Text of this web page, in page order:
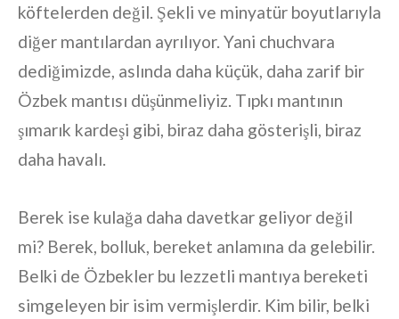
köftelerden değil. Şekli ve minyatür boyutlarıyla
diğer mantılardan ayrılıyor. Yani chuchvara
dediğimizde, aslında daha küçük, daha zarif bir
Özbek mantısı düşünmeliyiz. Tıpkı mantının
şımarık kardeşi gibi, biraz daha gösterişli, biraz
daha havalı.
Berek ise kulağa daha davetkar geliyor değil
mi? Berek, bolluk, bereket anlamına da gelebilir.
Belki de Özbekler bu lezzetli mantıya bereketi
simgeleyen bir isim vermişlerdir. Kim bilir, belki